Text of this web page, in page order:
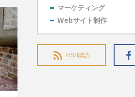
マーケティング
Webサイト制作
RSS購読